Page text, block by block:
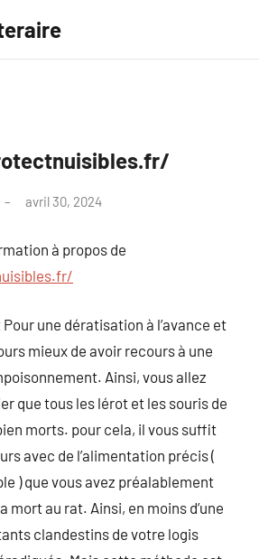
avril 30, 2024
à propos de
une dératisation à l’avance et
mieux de avoir recours à une
Ainsi, vous allez
que tous les lérot et les souris de
morts. pour cela, il vous suffit
avec de l’alimentation précis (
) que vous avez préalablement
mort au rat. Ainsi, en moins d’une
clandestins de votre logis